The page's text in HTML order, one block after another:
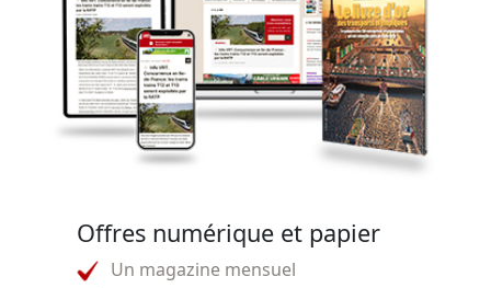
Offres numérique et papier
Un magazine mensuel